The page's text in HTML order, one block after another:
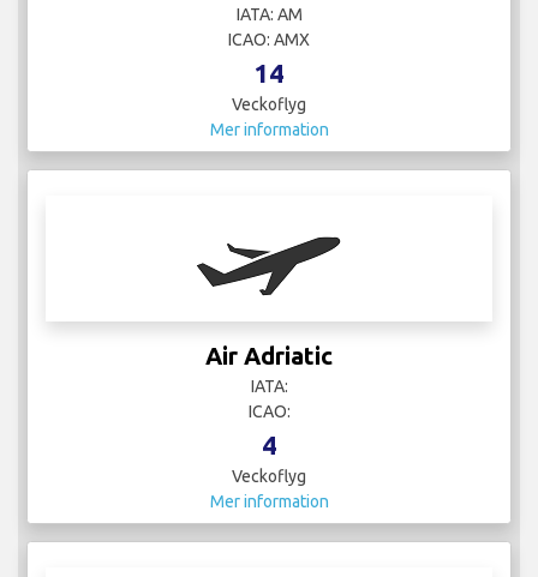
IATA: AM
ICAO: AMX
14
Veckoflyg
Mer information
Air Adriatic
IATA:
ICAO:
4
Veckoflyg
Mer information